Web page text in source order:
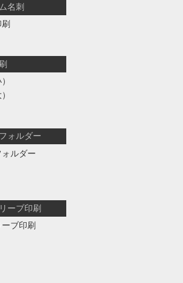
名刺
ォルダー
ルダー
ーブ印刷
ブ印刷